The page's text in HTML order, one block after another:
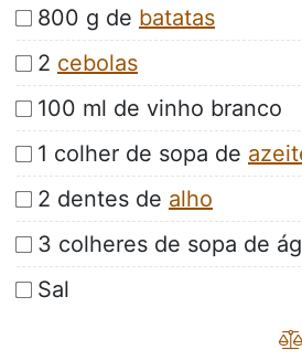
800 g de batatas
2 cebolas
100 ml de vinho branco
1 colher de sopa de
2 dentes de alho
3 colheres de sopa de
Sal